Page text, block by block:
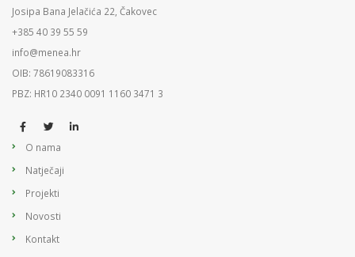
Josipa Bana Jelačića 22, Čakovec
+385 40 39 55 59
info@menea.hr
OIB: 78619083316
PBZ: HR10 2340 0091 1160 3471 3
O nama
Natječaji
Projekti
Novosti
Kontakt